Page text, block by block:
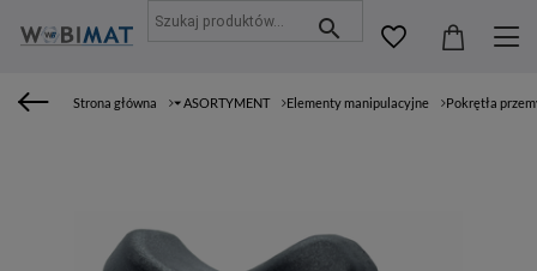
Strona główna ⏷ ASORTYMENT Elementy manipulacyjne Pokrętła